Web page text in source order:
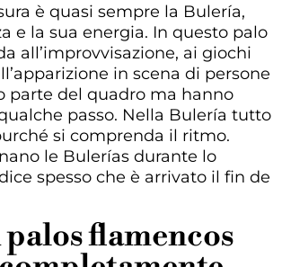
è quasi sempre la Bulería,
e la sua energia. In questo palo
all’improvvisazione, ai giochi
in scena di persone
parte del quadro ma hanno
passo. Nella Bulería tutto
si comprenda il ritmo.
le Bulerías durante lo
spesso che è arrivato il fin de
flamencos